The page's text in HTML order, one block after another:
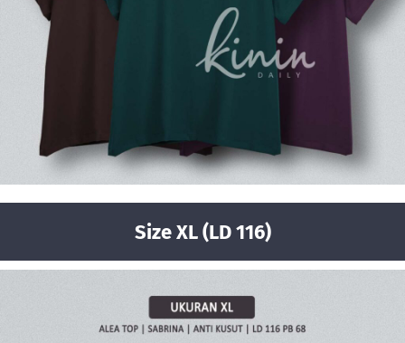
Size XL (LD 116)